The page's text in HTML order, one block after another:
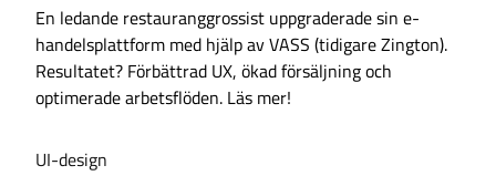
En ledande restauranggrossist uppgraderade sin e-
handelsplattform med hjälp av VASS (tidigare Zington).
Resultatet? Förbättrad UX, ökad försäljning och
optimerade arbetsflöden. Läs mer!
UI-design